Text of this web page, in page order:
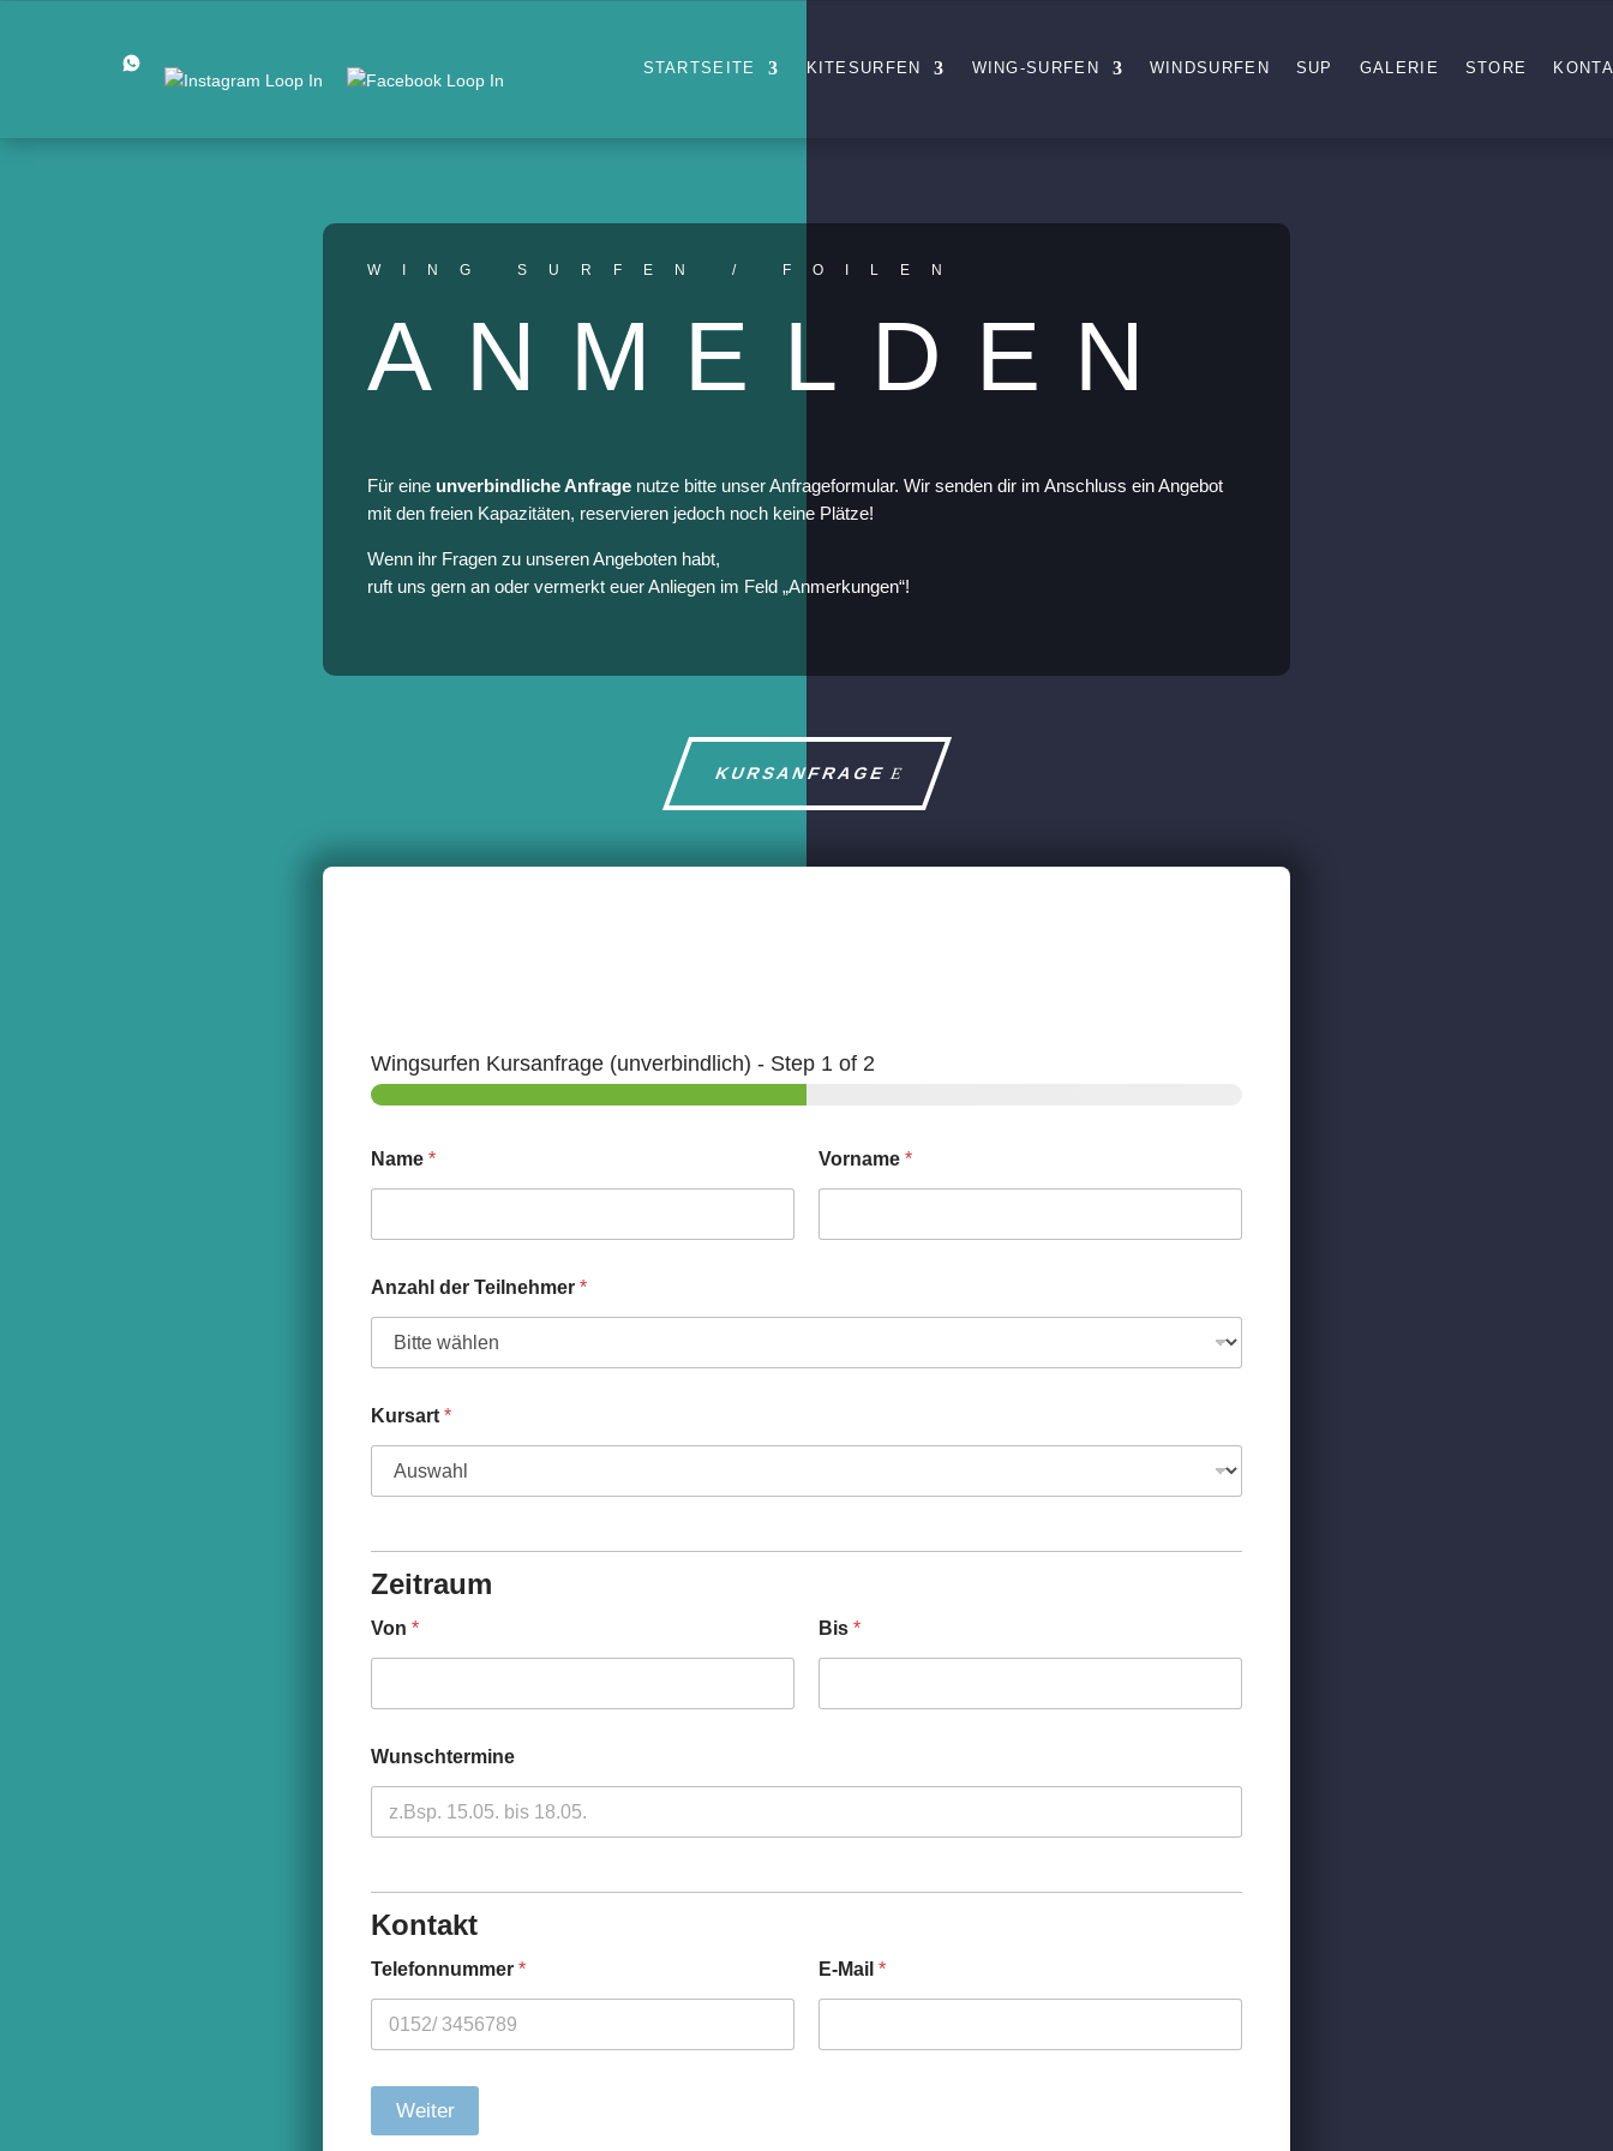
STARTSEITE KITESURFEN WING-SURFEN WINDSURFEN SUP GALERIE STORE
WING SURFEN / FOILEN
ANMELDEN
Für eine unverbindliche Anfragenutze bitte unser Anfrageformular. Wir senden dir im Anschluss ein Angebot
mit den freien Kapazitäten, reservieren jedoch noch keine Plätze!
Wenn ihr Fragen zu unseren Angeboten habt,
ruft uns gern an oder vermerkt euer Anliegen im Feld „Anmerkungen“!
KURSANFRAGE
Wingsurfen Kursanfrage (unverbindlich) - Step 1 of 2
Name* Vorname *
Anzahl der Teilnehmer*
Kursart*
Zeitraum
Von* Bis *
Wunschtermine
Kontakt
Telefonnummer* E-Mail *
Weiter